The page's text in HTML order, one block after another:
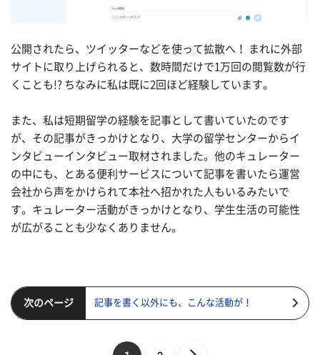
公開されたら、ツイッターなどを使って拡散へ！ まれに外部
サイトに取り上げられると、数時間だけで1万回の閲覧数が行
くことも!? ちなみに私は既に2回ほど経験しています。
また、私は短期留学の経験を記事として書いていたのです
が、その記事がきっかけとなり、大学の留学センターからイ
ンタビューインタビュー取材されました。他のキュレーター
の中にも、とある便利サービスについて記事を書いたら運営
会社から声をかけられて本社へ招かれた人もいるみたいで
す。キュレーター活動がきっかけとなり、学生生活の可能性
が広がることも少なくありません。
次のページ 記事を書く以外にも、こんな活動が！